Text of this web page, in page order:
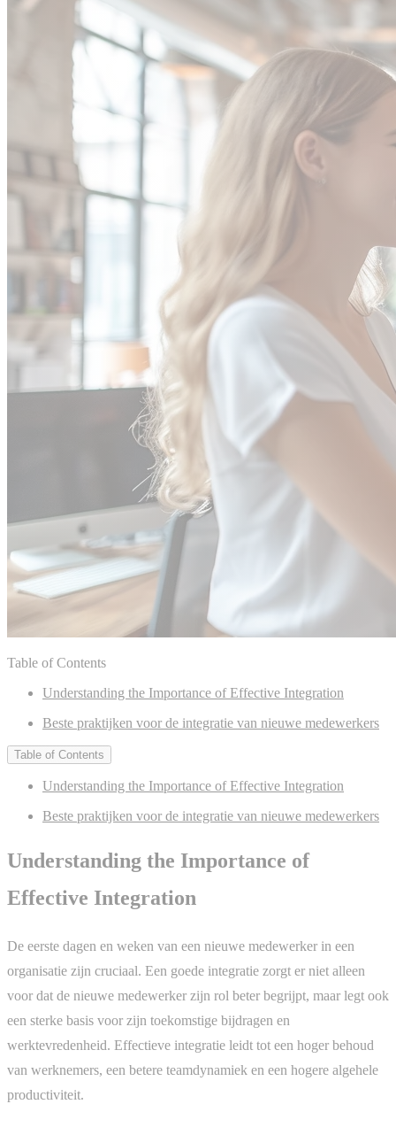
Table of Contents
Understanding the Importance of Effective Integration
Beste praktijken voor de integratie van nieuwe medewerkers
Table of Contents
Understanding the Importance of Effective Integration
Beste praktijken voor de integratie van nieuwe medewerkers
Understanding the Importance of
Effective Integration
De eerste dagen en weken van een nieuwe medewerker in een
organisatie zijn cruciaal. Een goede integratie zorgt er niet alleen
voor dat de nieuwe medewerker zijn rol beter begrijpt, maar legt ook
een sterke basis voor zijn toekomstige bijdragen en
werktevredenheid. Effectieve integratie leidt tot een hoger behoud
van werknemers, een betere teamdynamiek en een hogere algehele
productiviteit.